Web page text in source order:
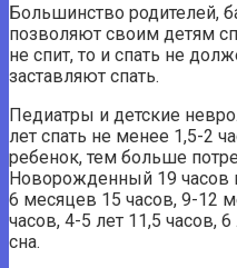
Большинство родителей,
позволяют своим детям
не спит, то и спать не
заставляют спать.
Педиатры и детские
лет спать не менее 1,5-2
ребенок, тем больше
Новорожденный 19 часов
6 месяцев 15 часов, 9-12
часов, 4-5 лет 11,5 часов,
сна.